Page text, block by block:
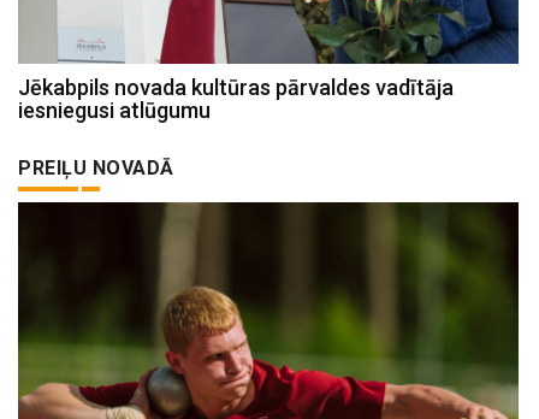
Jēkabpils novada kultūras pārvaldes vadītāja
iesniegusi atlūgumu
PREIĻU NOVADĀ